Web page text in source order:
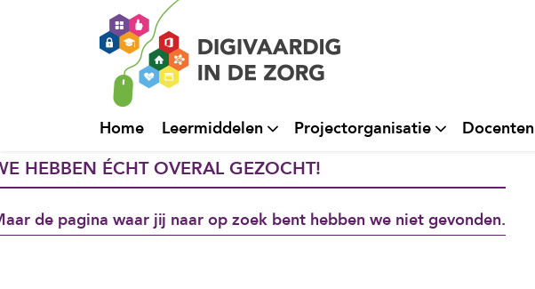
Home Leermiddelen Projectorganisatie Docenten
HEBBEN ÉCHT OVERAL GEZOCHT!
de pagina waar jij naar op zoek bent hebben we niet gevonden.